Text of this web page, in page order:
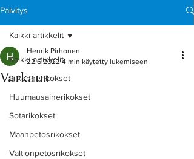
Päivitys
Kaikki artikkelit
Liikennerikokset
Huumausainerikokset
Sotarikokset
Maanpetosrikokset
Valtionpetosrikokset
Kaikki artikkelit
Varkaus
Henrik Pirhonen
22.6.2022 4 min käytetty lukemiseen